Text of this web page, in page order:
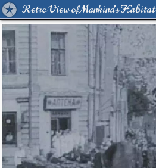
Retro View of Mankind's Habitat